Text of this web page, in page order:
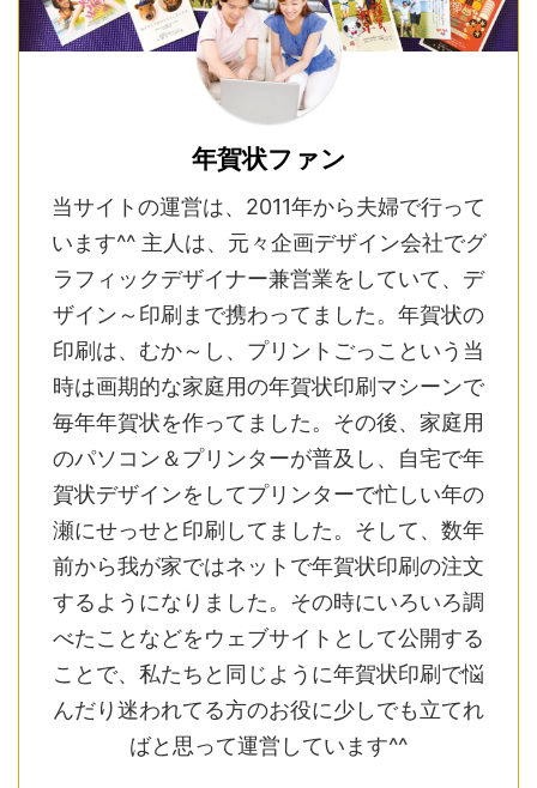
年賀状ファン
当サイトの運営は、2011年から夫婦で行って
います^^ 主人は、元々企画デザイン会社でグ
ラフィックデザイナー兼営業をしていて、デ
ザイン～印刷まで携わってました。年賀状の
印刷は、むか～し、プリントごっこという当
時は画期的な家庭用の年賀状印刷マシーンで
毎年年賀状を作ってました。その後、家庭用
のパソコン＆プリンターが普及し、自宅で年
賀状デザインをしてプリンターで忙しい年の
瀬にせっせと印刷してました。そして、数年
前から我が家ではネットで年賀状印刷の注文
するようになりました。その時にいろいろ調
べたことなどをウェブサイトとして公開する
ことで、私たちと同じように年賀状印刷で悩
んだり迷われてる方のお役に少しでも立てれ
ばと思って運営しています^^